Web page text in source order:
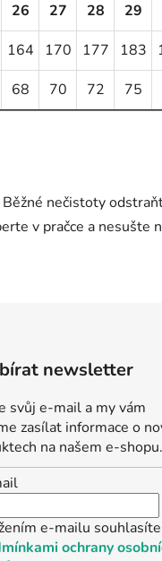
26 27 28 29
164 170 177 183
68 70 72 75
nečistoty
v pračce a nesušte
newsletter
svůj e-mail a my vám
zasílat informace o
na našem e-shopu.
e-mailu
ochrany